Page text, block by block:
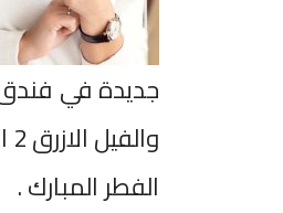
جديدة في فندق
الفطر المبارك .